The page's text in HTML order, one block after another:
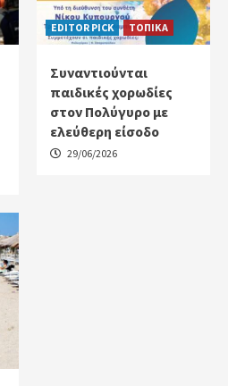
EDITOR PICK ΤΟΠΙΚΑ
Συναντιούνται
παιδικές χορωδίες
στον Πολύγυρο με
ελεύθερη είσοδο
29/06/2026